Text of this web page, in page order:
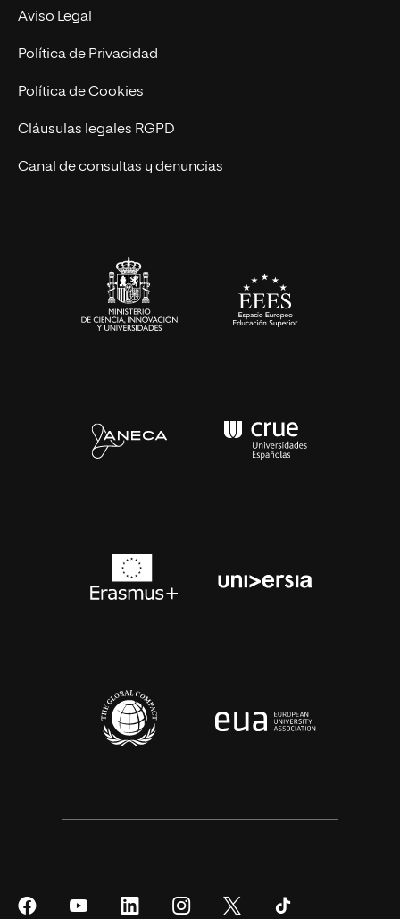
Experto Universitario
Postgrados
Cursos Universitarios
Nuestro Equipo
Trabaja en UNIR
Actualidad
UNIR Revista
Eventos
Aviso Legal
Política de Privacidad
Política de Cookies
Cláusulas legales RGPD
Canal de consultas y denuncias
SíguenosSíguenos
SíguenosSíguenos
Síguenos